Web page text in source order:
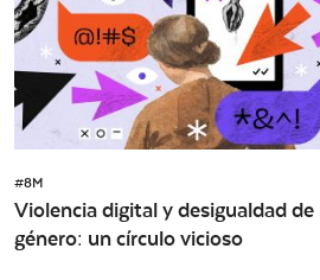
#8M
Violencia digital y desigualdad de
género: un círculo vicioso